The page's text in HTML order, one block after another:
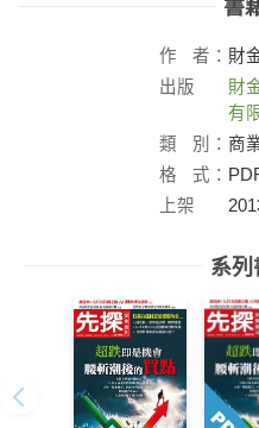
書
作 者： 財
出版
財
有
類
別： 商
格
式：
上架
系列